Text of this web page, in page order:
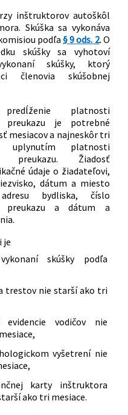
inštruktorov autoškôl
Skúška sa vykonáva
podľa§ 9 ods. 2. O
skúšky sa vyhotoví
skúšky, ktorý
členovia skúšobnej
platnosti
preukazu je potrebné
mesiacov a najneskôr tri
uplynutím platnosti
preukazu. Žiadosť
údaje o žiadateľovi,
dátum a miesto
bydliska, číslo
preukazu a dátum a
je
skúšky podľa
trestov nie starší ako tri
vodičov nie
vyšetrení nie
karty inštruktora
ako tri mesiace.